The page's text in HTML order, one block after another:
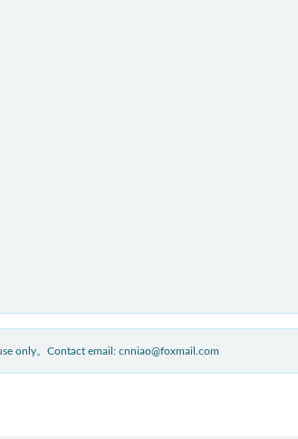
only。Contact email: cnniao@foxmail.com